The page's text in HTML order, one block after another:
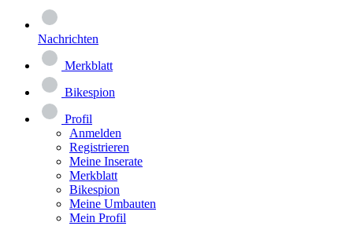
Nachrichten
Merkblatt
Bikespion
Profil
Anmelden
Registrieren
Meine Inserate
Merkblatt
Bikespion
Meine Umbauten
Mein Profil